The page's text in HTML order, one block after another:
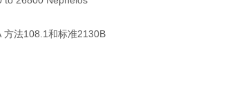
方法108.1和标准2130B